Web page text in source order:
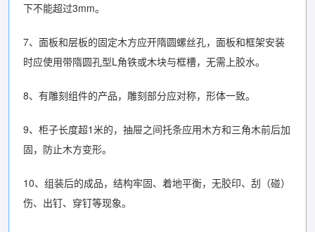
下不能超过3mm。
7、面板和层板的固定木方应开隋圆螺丝孔，面板和框架安装
时应使用带隋圆孔型L角铁或木块与框槽，无需上胶水。
8、有雕刻组件的产品，雕刻部分应对称，形体一致。
9、柜子长度超1米的，抽屉之间托条应用木方和三角木前后加
固，防止木方变形。
10、组装后的成品，结构牢固、着地平衡，无胶印、刮（碰）
伤、出钉、穿钉等现象。